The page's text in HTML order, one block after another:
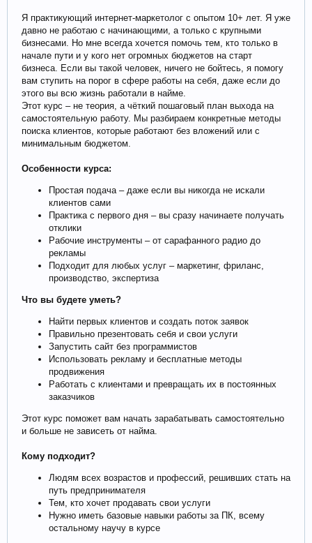
Я практикующий интернет-маркетолог с опытом 10+ лет. Я уже
давно не работаю с начинающими, а только с крупными
бизнесами. Но мне всегда хочется помочь тем, кто только в
начале пути и у кого нет огромных бюджетов на старт
бизнеса. Если вы такой человек, ничего не бойтесь, я помогу
вам ступить на порог в сфере работы на себя, даже если до
этого вы всю жизнь работали в найме.
Этот курс – не теория, а чёткий пошаговый план выхода на
самостоятельную работу. Мы разбираем конкретные методы
поиска клиентов, которые работают без вложений или с
минимальным бюджетом.
Особенности курса:
Простая подача – даже если вы никогда не искали
клиентов сами
Практика с первого дня – вы сразу начинаете получать
отклики
Рабочие инструменты – от сарафанного радио до
рекламы
Подходит для любых услуг – маркетинг, фриланс,
производство, экспертиза
Что вы будете уметь?
Найти первых клиентов и создать поток заявок
Правильно презентовать себя и свои услуги
Запустить сайт без программистов
Использовать рекламу и бесплатные методы
продвижения
Работать с клиентами и превращать их в постоянных
заказчиков
Этот курс поможет вам начать зарабатывать самостоятельно
и больше не зависеть от найма.
Кому подходит?
Людям всех возрастов и профессий, решивших стать на
путь предпринимателя
Тем, кто хочет продавать свои услуги
Нужно иметь базовые навыки работы за ПК, всему
остальному научу в курсе